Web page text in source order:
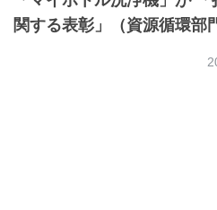
関する表彰」（資源循環部